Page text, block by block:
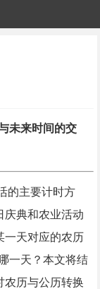
未来时间的交
的主要计时方
庆典和农业活动
一天对应的农历
一天？本文将结
农历与公历转换